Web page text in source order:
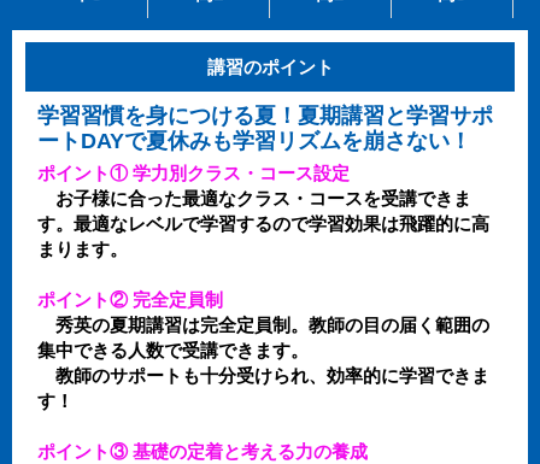
講習のポイント
学習習慣を身につける夏！夏期講習と学習サポ
ートDAYで夏休みも学習リズムを崩さない！
ポイント① 学力別クラス・コース設定
お子様に合った最適なクラス・コースを受講できま
す。最適なレベルで学習するので学習効果は飛躍的に高
まります。
ポイント② 完全定員制
秀英の夏期講習は完全定員制。教師の目の届く範囲の
集中できる人数で受講できます。
教師のサポートも十分受けられ、効率的に学習できま
す！
ポイント③ 基礎の定着と考える力の養成